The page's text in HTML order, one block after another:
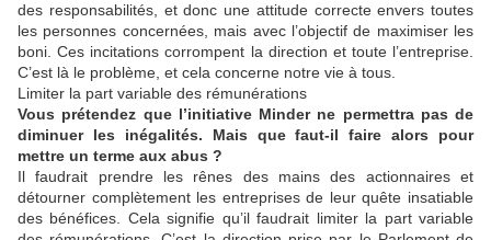
des responsabilités, et donc une attitude correcte envers toutes
les personnes concernées, mais avec l’objectif de maximiser les
boni. Ces incitations corrompent la direction et toute l’entreprise.
C’est là le problème, et cela concerne notre vie à tous.
Limiter la part variable des rémunérations
Vous prétendez que l’initiative Minder ne permettra pas de
diminuer les inégalités. Mais que faut-il faire alors pour
mettre un terme aux abus ?
Il faudrait prendre les rênes des mains des actionnaires et
détourner complètement les entreprises de leur quête insatiable
des bénéfices. Cela signifie qu’il faudrait limiter la part variable